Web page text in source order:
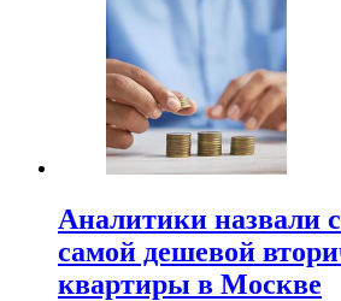
Аналитики назвали
самой дешевой
квартиры в Москве